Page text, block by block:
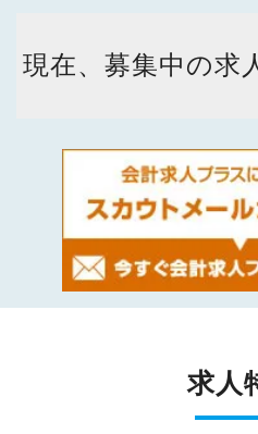
現在、募集中の求
求人